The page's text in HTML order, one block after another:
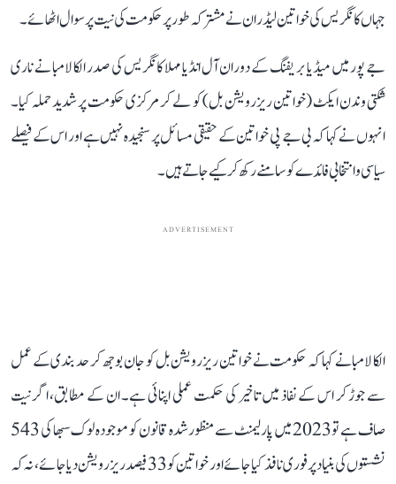
جہاں کانگریس کی خواتین لیڈران نے مشترکہ طور پر حکومت کی نیت پر سوال اٹھائے۔
جے پور میں میڈیا بریفنگ کے دوران آل انڈیا مہلا کانگریس کی صدر الکا لامبا نے ناری
شکتی وندن ایکٹ (خواتین ریزرویشن بل) کو لے کر مرکزی حکومت پر شدید حملہ کیا۔
انہوں نے کہا کہ بی جے پی خواتین کے حقیقی مسائل پر سنجیدہ نہیں ہے اور اس کے فیصلے
سیاسی و انتخابی فائدے کو سامنے رکھ کر کیے جاتے ہیں۔
ADVERTISEMENT
الکا لامبا نے کہا کہ حکومت نے خواتین ریزرویشن بل کو جان بوجھ کر حد بندی کے عمل
سے جوڑ کر اس کے نفاذ میں تاخیر کی حکمت عملی اپنائی ہے۔ ان کے مطابق، اگر نیت
صاف ہے تو 2023 میں پارلیمنٹ سے منظور شدہ قانون کو موجودہ لوک سبھا کی 543
نشستوں کی بنیاد پر فوری نافذ کیا جائے اور خواتین کو 33 فیصد ریزرویشن دیا جائے، نہ کہ